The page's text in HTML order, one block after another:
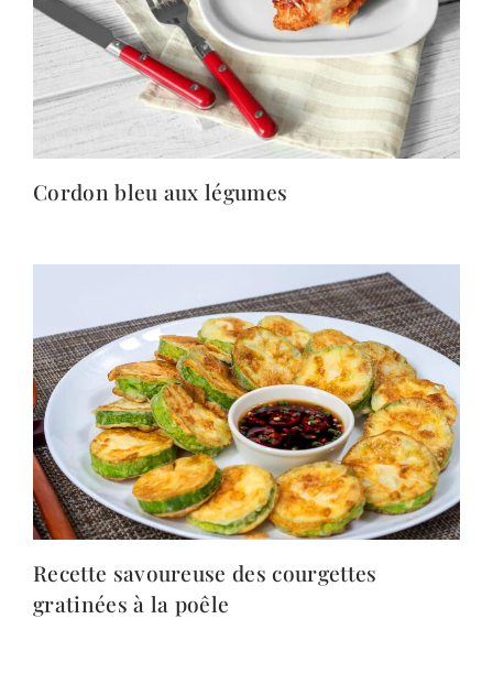
Cordon bleu aux légumes
Recette savoureuse des courgettes
gratinées à la poêle